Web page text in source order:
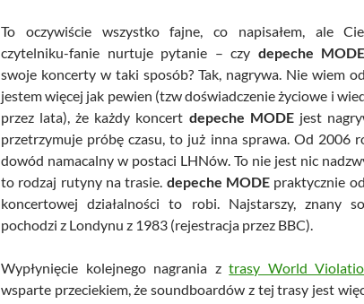
To oczywiście wszystko fajne, co napisałem, ale
czytelniku-fanie nurtuje pytanie – czy depeche MODE
swoje koncerty w taki sposób? Tak, nagrywa. Nie wiem
jestem więcej jak pewien (tzw doświadczenie życiowe i
przez lata), że każdy koncert depeche MODEjest
przetrzymuje próbę czasu, to już inna sprawa. Od 2006
dowód namacalny w postaci LHNów. To nie jest nic
to rodzaj rutyny na trasie. depeche MODE praktycznie
koncertowej działalności to robi. Najstarszy, znany
pochodzi z Londynu z 1983 (rejestracja przez BBC).
Wypłynięcie kolejnego nagrania ztrasy World
wsparte przeciekiem, że soundboardów z tej trasy jest